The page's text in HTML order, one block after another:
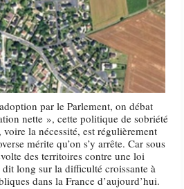
par le Parlement, on débat
nette », cette politique de sobriété
la nécessité, est régulièrement
mérite qu’on s’y arrête. Car sous
des territoires contre une loi
long sur la difficulté croissante à
dans la France d’aujourd’hui.